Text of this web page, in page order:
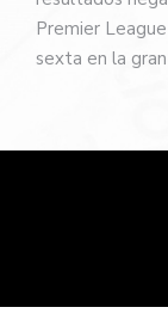
Premier
sexta en la